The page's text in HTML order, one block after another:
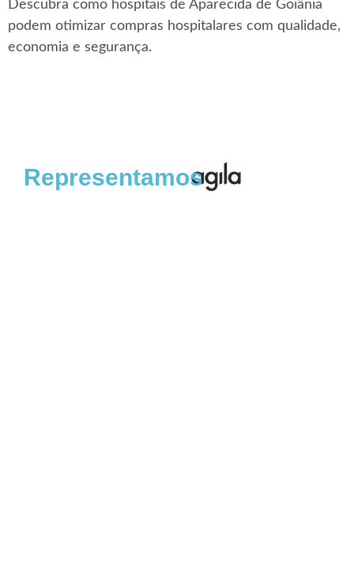
Descubra como hospitais de Aparecida de Goiânia
podem otimizar compras hospitalares com qualidade,
economia e segurança.
Representamos